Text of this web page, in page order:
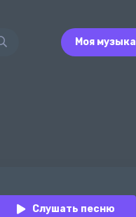
Моя музыка
Слушать песню